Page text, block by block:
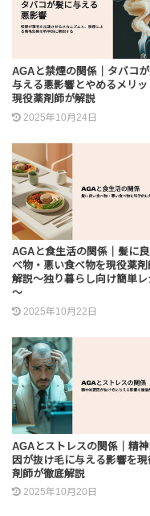
AGAと禁煙の関係｜タバコ
与える悪影響とやめるメリッ
現役薬剤師が解説
2025年10月24日
AGAと食生活の関係｜髪に
べ物・悪い食べ物を現役薬剤
解説～独り暮らし向け簡単レ
～
2025年10月22日
AGAとストレスの関係｜精
因が抜け毛に与える影響を現
剤師が徹底解説
2025年10月20日